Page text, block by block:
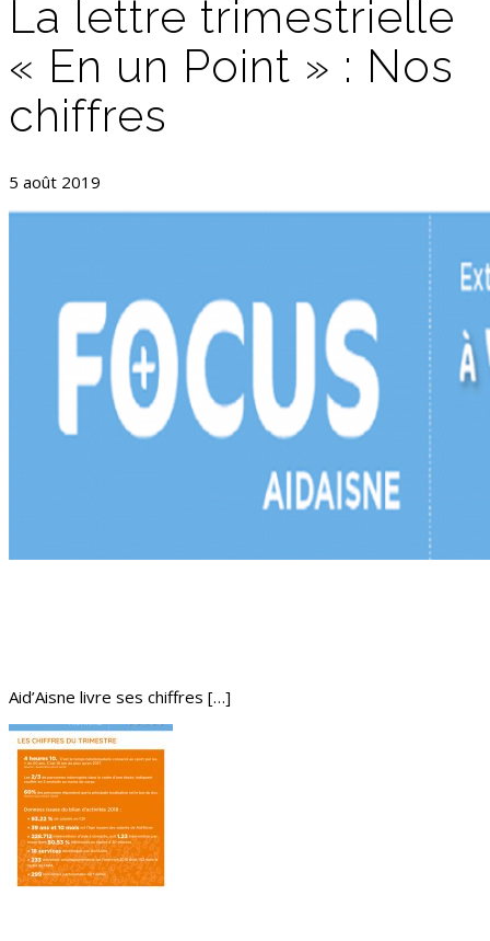
La lettre trimestrielle
« En un Point » : Nos
chiffres
5 août 2019
Aid’Aisne livre ses chiffres […]